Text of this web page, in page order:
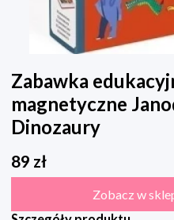
Zabawka
magnetyczne
Dinozaury
89 zł
Zobacz w